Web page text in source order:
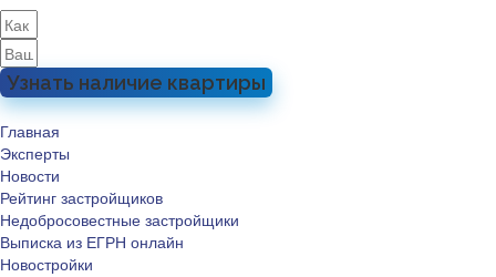
Узнать наличие квартиры
Главная
Эксперты
Новости
Рейтинг застройщиков
Недобросовестные застройщики
Выписка из ЕГРН онлайн
Новостройки